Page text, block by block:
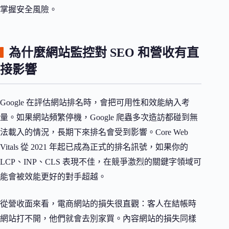
掌握安全風險。
為什麼網站監控對 SEO 和營收有直
接影響
Google 在評估網站排名時，會把可用性和效能納入考
量。如果網站頻繁停機，Google 爬蟲多次造訪都碰到無
法載入的情況，長期下來排名會受到影響。Core Web
Vitals 從 2021 年起已成為正式的排名訊號，如果你的
LCP、INP、CLS 表現不佳，在競爭激烈的關鍵字領域可
能會被效能更好的對手超越。
從營收面來看，電商網站的損失很直觀：客人在結帳時
網站打不開，他們就會去別家買。內容網站的損失同樣